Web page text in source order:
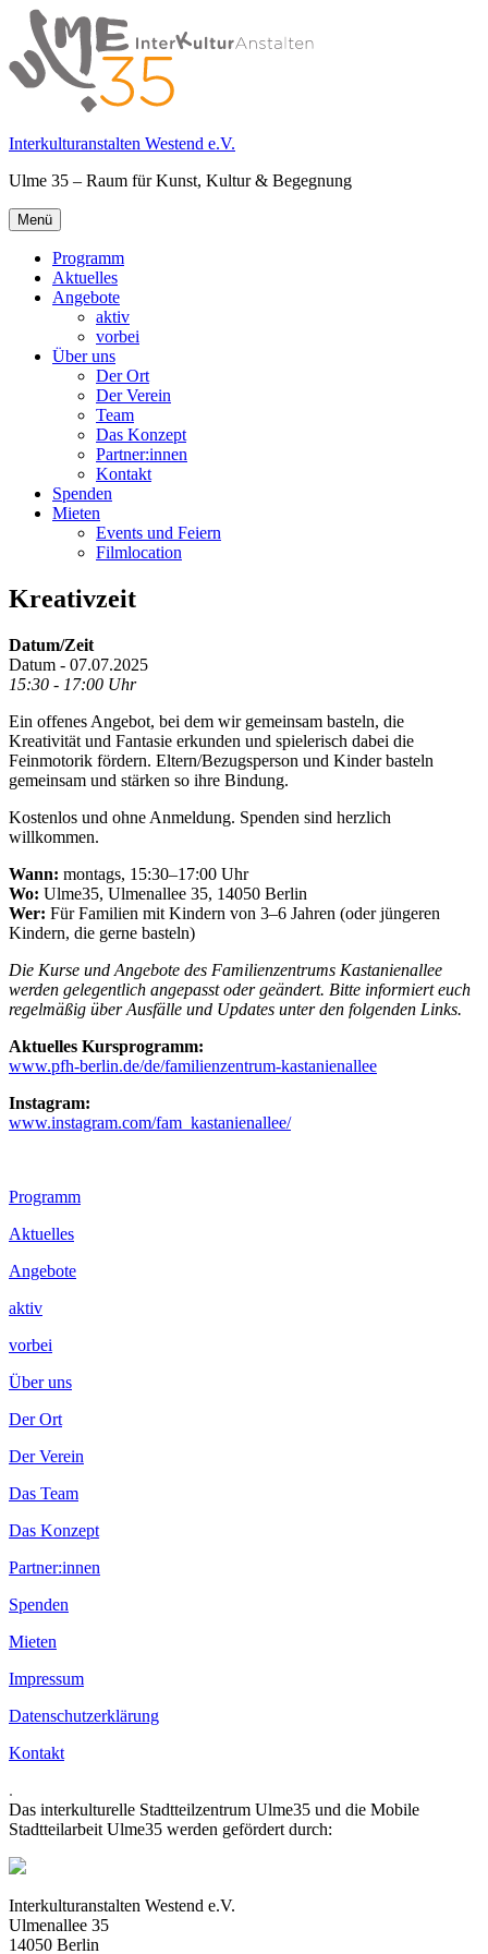
Springe
zum
Inhalt
Interkulturanstalten Westend e.V.
Ulme 35 – Raum für Kunst, Kultur & Begegnung
Primäres
Menü
Menü
Programm
Aktuelles
Angebote
aktiv
vorbei
Über uns
Der Ort
Der Verein
Team
Das Konzept
Partner:innen
Kontakt
Spenden
Mieten
Events und Feiern
Filmlocation
Kreativzeit
Datum/Zeit
Datum - 07.07.2025
15:30 - 17:00 Uhr
Ein offenes Angebot, bei dem wir gemeinsam basteln, die
Kreativität und Fantasie erkunden und spielerisch dabei die
Feinmotorik fördern. Eltern/Bezugsperson und Kinder basteln
gemeinsam und stärken so ihre Bindung.
Kostenlos und ohne Anmeldung. Spenden sind herzlich
willkommen.
Wann: montags, 15:30–17:00 Uhr
Wo: Ulme35, Ulmenallee 35, 14050 Berlin
Wer: Für Familien mit Kindern von 3–6 Jahren (oder jüngeren
Kindern, die gerne basteln)
Die Kurse und Angebote des Familienzentrums Kastanienallee
werden gelegentlich angepasst oder geändert. Bitte informiert euch
regelmäßig über Ausfälle und Updates unter den folgenden Links.
Aktuelles Kursprogramm:
www.pfh-berlin.de/de/familienzentrum-kastanienallee
Instagram:
www.instagram.com/fam_kastanienallee/
Footer
Inhalt
Programm
Aktuelles
Angebote
aktiv
vorbei
Über uns
Der Ort
Der Verein
Das Team
Das Konzept
Partner:innen
Spenden
Mieten
Impressum
Datenschutzerklärung
Kontakt
.
Das interkulturelle Stadtteilzentrum Ulme35 und die Mobile
Stadtteilarbeit Ulme35 werden gefördert durch:
Interkulturanstalten Westend e.V.
Ulmenallee 35
14050 Berlin